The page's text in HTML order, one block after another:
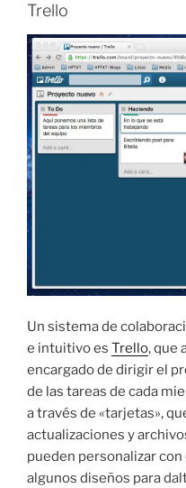
Trello
Un sistema de
e intuitivo es Trello, que
encargado de dirigir el
de las tareas de cada
a través de «tarjetas»,
actualizaciones y
pueden personalizar
algunos diseños para